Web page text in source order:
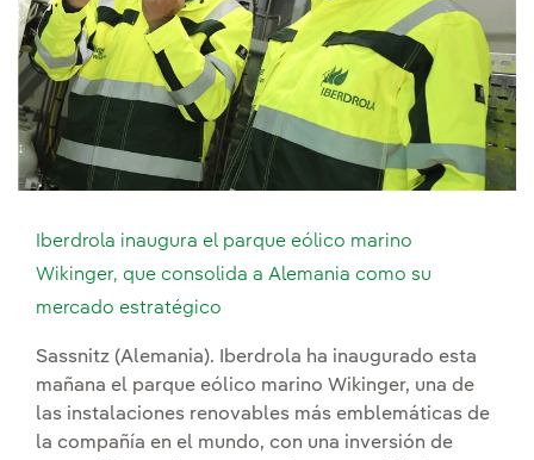
Iberdrola inaugura el parque eólico marino
Wikinger, que consolida a Alemania como su
mercado estratégico
Sassnitz (Alemania). Iberdrola ha inaugurado esta
mañana el parque eólico marino Wikinger, una de
las instalaciones renovables más emblemáticas de
la compañía en el mundo, con una inversión de